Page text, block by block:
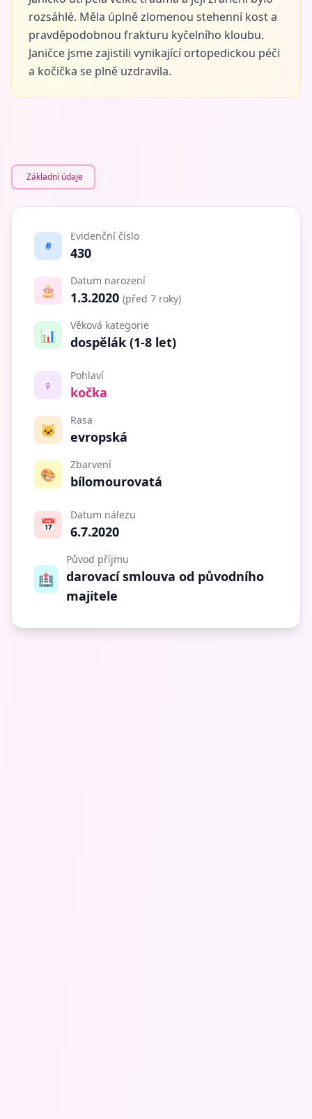
rozsáhlé. Měla úplně zlomenou stehenní kost a
pravděpodobnou frakturu kyčelního kloubu.
Janičce jsme zajistili vynikající ortopedickou péči
a kočička se plně uzdravila.
Základní údaje
#
Evidenční číslo
430
🎂
Datum narození
1.3.2020 (před 7 roky)
📊
Věková kategorie
dospělák (1-8 let)
♀️
Pohlaví
kočka
🐱
Rasa
evropská
🎨
Zbarvení
bílomourovatá
📅
Datum nálezu
6.7.2020
🏥
Původ příjmu
darovací smlouva od původního
majitele